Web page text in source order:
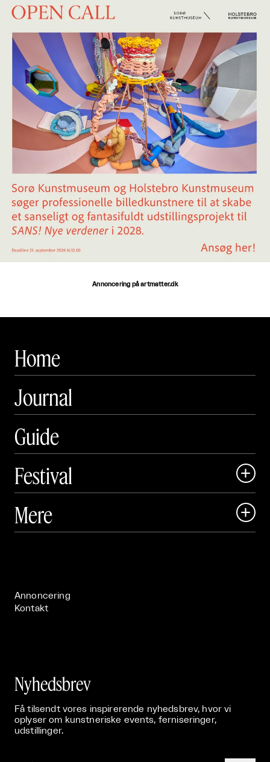
Annoncering på artmatter.dk
Home
Journal
Guide
Festival

 Art Matter Festival
Mere 
Annoncering
Kontakt
Nyhedsbrev
Få tilsendt vores inspirerende nyhedsbrev, hvor vi
oplyser om kunstneriske events, ferniseringer,
udstillinger.